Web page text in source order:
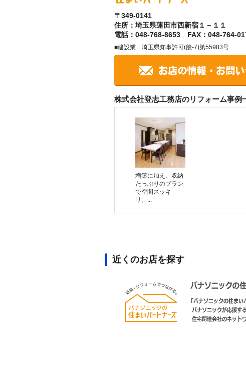
〒349-0141
住所：埼玉県蓮田市西新宿１－１１
電話：048-768-8653 FAX：048-764-
■建設業 埼玉県知事許可(般-7)第55983号
株式会社登志工務店のリフォーム事例
増築に加え、収納
たっぷりのプラン
で空間スッキ
リ。...
近くのお店を探す